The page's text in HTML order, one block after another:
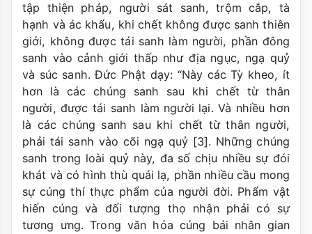
tập thiện pháp, người sát sanh, trộm cắp, tà
hạnh và ác khẩu, khi chết không được sanh thiên
giới, không được tái sanh làm người, phần đông
sanh vào cảnh giới thấp như địa ngục, ngạ quỷ
và súc sanh. Đức Phật dạy: “Này các Tỳ kheo, ít
hơn là các chúng sanh sau khi chết từ thân
người, được tái sanh làm người lại. Và nhiều hơn
là các chúng sanh sau khi chết từ thân người,
phải tái sanh vào cõi ngạ quỷ [3]. Những chúng
sanh trong loài quỷ này, đa số chịu nhiều sự đói
khát và có hình thù quái lạ, phần nhiều cầu mong
sự cúng thí thực phẩm của người đời. Phẩm vật
hiến cúng và đối tượng thọ nhận phải có sự
tương ưng. Trong văn hóa cúng bái nhân gian